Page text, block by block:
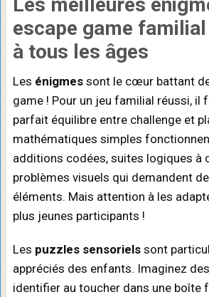
escape game familial
à tous les âges
Les énigmessont le cœur battant
game ! Pour un jeu familial réussi, il
parfait équilibre entre challenge et
mathématiques simples
additions codées, suites logiques à
problèmes visuels qui demandent
éléments. Mais attention à les
plus jeunes participants !
Les puzzles sensorielssont
appréciés des enfants. Imaginez
identifier au toucher dans une boîte